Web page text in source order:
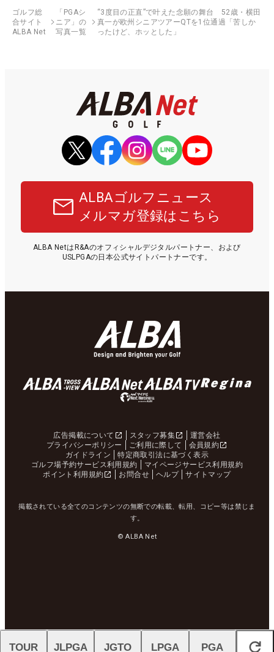
ゴルフ総
合サイト
ALBA Net
「PGAシ
ニア」の
写真一覧
“3度目の正直”で叶えた念願の舞台 52歳・横田
真一が欧州シニアツアーQTを1位通過「苦しか
ったけど、ホッとした」
ALBAゴルフニュース
メルマガ登録はこちら
ALBA NetはR&Aのオフィシャルデジタルパートナー、および
USLPGAの日本公式サイトパートナーです。
広告掲載について スタッフ募集
運営会社
プライバシーポリシー
ご利用に際して
会員規約
ガイドライン
特定商取引法に基づく表示
ゴルフ場予約サービス利用規約
マイページサービス利用規約
ポイント利用規約
お問合せ ヘルプ サイトマップ
掲載されている全てのコンテンツの無断での転載、転用、コピー等は禁じま
す。
© ALBA Net
閉じる
TOUR JLPGA JGTO LPGA PGA